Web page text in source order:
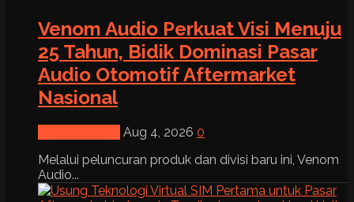
Venom Audio Perkuat Visi Menuju
25 Tahun, Bidik Dominasi Pasar
Audio Otomotif Aftermarket
Nasional
Aug 4, 2026 0
Melalui peluncuran produk dan divisi baru ini, Venom
Audio...